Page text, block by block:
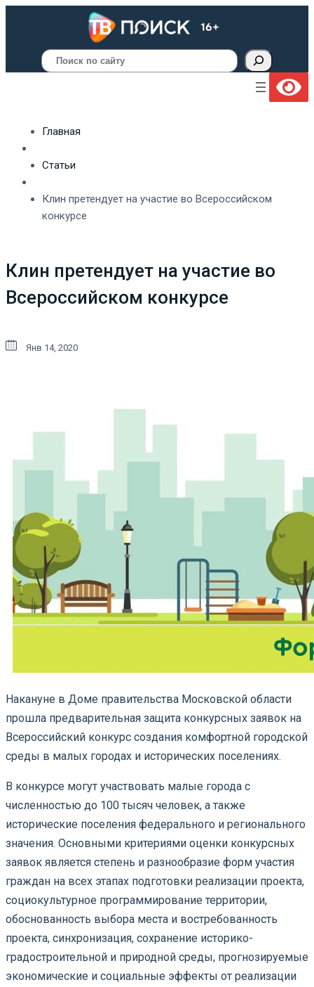
Поиск
Главная
Статьи
Клин претендует на участие во Всероссийском
конкурсе
Клин претендует на участие во
Всероссийском конкурсе
Янв 14, 2020
Накануне в Доме правительства Московской области
прошла предварительная защита конкурсных заявок на
Всероссийский конкурс создания комфортной городской
среды в малых городах и исторических поселениях.
В конкурсе могут участвовать малые города с
численностью до 100 тысяч человек, а также
исторические поселения федерального и регионального
значения. Основными критериями оценки конкурсных
заявок является степень и разнообразие форм участия
граждан на всех этапах подготовки реализации проекта,
социокультурное программирование территории,
обоснованность выбора места и востребованность
проекта, синхронизация, сохранение историко-
градостроительной и природной среды, прогнозируемые
экономические и социальные эффекты от реализации